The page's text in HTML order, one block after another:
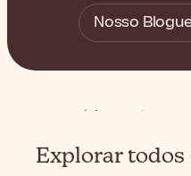
Nosso
Início Rosto
Explorar todos